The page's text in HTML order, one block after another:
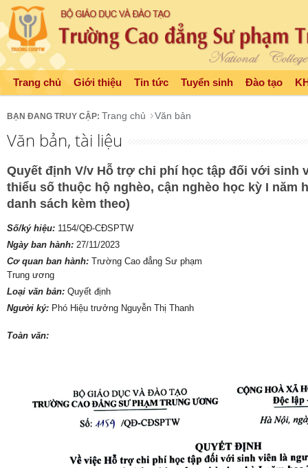
Trang chủ Giới thiệu Tin tức Tuyển sinh Đào tạo
Trang chủ Văn bản
Văn bản, tài liệu
Quyết định V/v Hỗ trợ chi phí học tập đối với sinh
thiểu số thuộc hộ nghèo, cận nghèo học kỳ I năm
danh sách kèm theo)
Số/ký hiệu: 1154/QĐ-CĐSPTW
Ngày ban hành: 27/11/2023
Cơ quan ban hành: Trường Cao đẳng Sư phạm
Trung ương
Loại văn bản: Quyết định
Người ký: Phó Hiệu trưởng Nguyễn Thị Thanh